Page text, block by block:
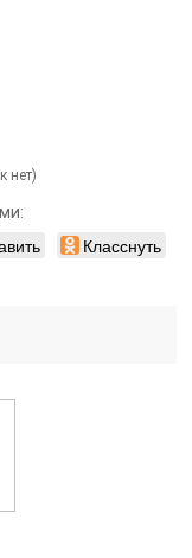
нет)
Класснуть